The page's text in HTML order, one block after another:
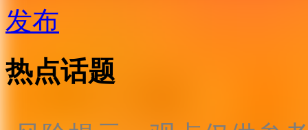
发布
热点话题